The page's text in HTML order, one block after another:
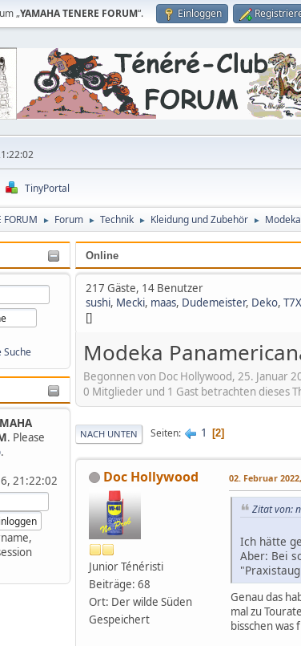
„YAMAHA TENERE FORUM“. Einloggen
TinyPortal
FORUM ► Forum ► Technik ► Kleidung und Zubehör ►
Suche
. Please
.
21:22:02
Online
217 Gäste, 14 Benutzer
sushi, Mecki, maas, Dudemeister, Deko,
[]
Modeka
Begonnen von Doc Hollywood, 25. Januar
0 Mitglieder und 1 Gast betrachten dieses
NACH UNTEN Seiten 1 2
Doc Hollywood
Junior Ténéristi
Beiträge: 68
Ort: Der wilde Süden
Gespeichert
02. Februar
Zitat von:
Ich hätte
Aber: Bei
Genau das
mal zu
bisschen was